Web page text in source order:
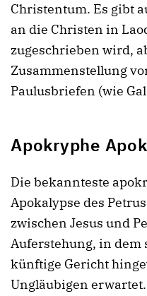
Christentum. Es gibt
an die Christen in
zugeschrieben wird,
Zusammenstellung
Paulusbriefen (wie
Apokryphe
Die bekannteste
Apokalypse des
zwischen Jesus und
Auferstehung, in dem
künftige Gericht
Ungläubigen